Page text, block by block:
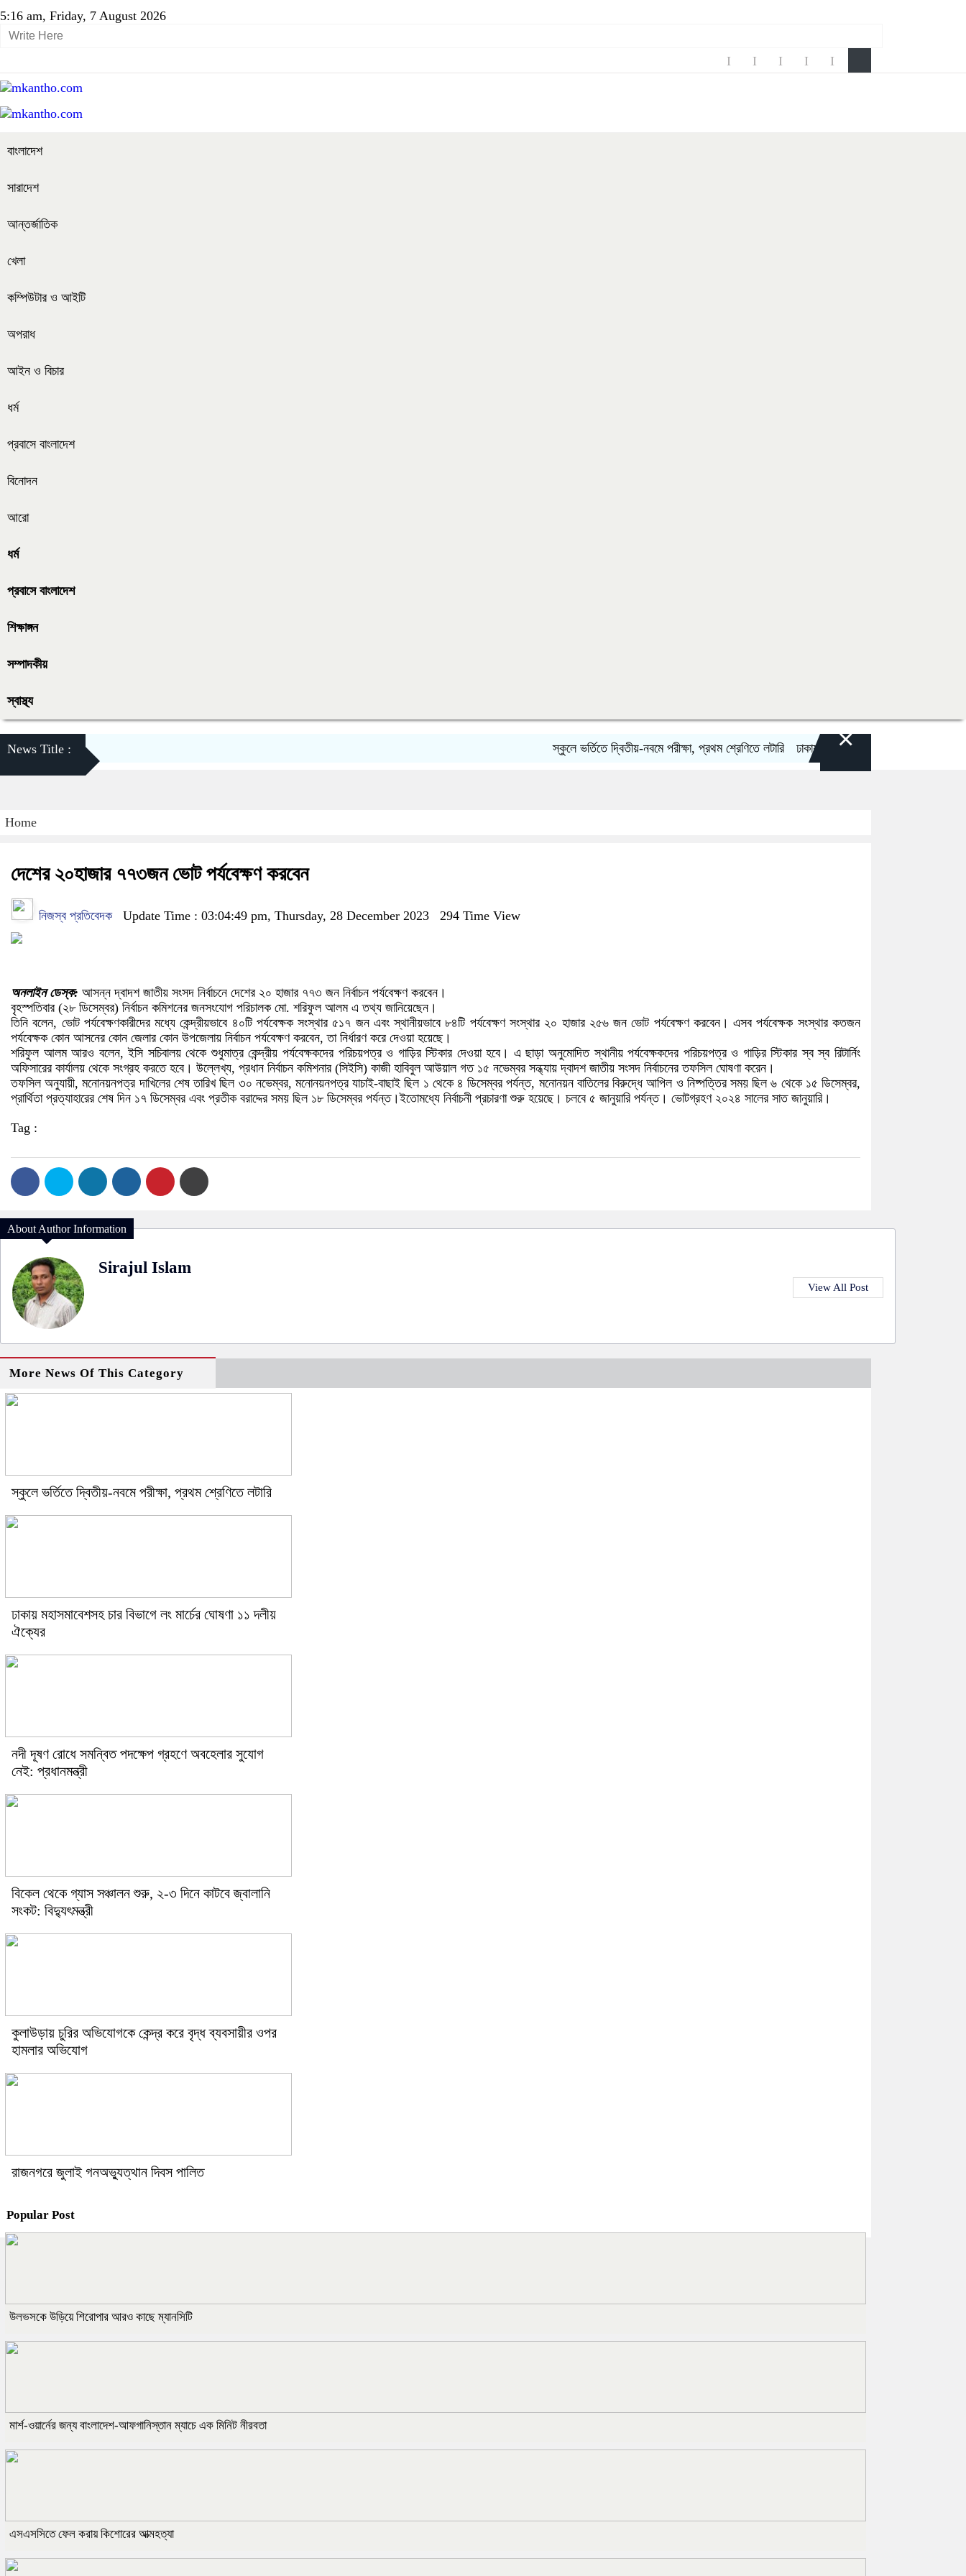
5:16 am, Friday, 7 August 2026
বাংলাদেশ
সারাদেশ
আন্তর্জাতিক
খেলা
কম্পিউটার ও আইটি
অপরাধ
আইন ও বিচার
ধর্ম
প্রবাসে বাংলাদেশ
বিনোদন
আরো
ধর্ম
প্রবাসে বাংলাদেশ
শিক্ষাঙ্গন
সম্পাদকীয়
স্বাস্থ্য
News Title : স্কুলে ভর্তিতে দ্বিতীয়-নবমে পরীক্ষা, প্রথম শ্রেণিতে লটারি ঢাকায় মহাসমাবেশসহ চার বিভাগে লং মার্চের
×
Home
দেশের ২০হাজার ৭৭৩জন ভোট পর্যবেক্ষণ করবেন
নিজস্ব প্রতিবেদক Update Time : 03:04:49 pm, Thursday, 28 December 2023 294 Time View
অনলাইন ডেস্ক: আসন্ন দ্বাদশ জাতীয় সংসদ নির্বাচনে দেশের ২০ হাজার ৭৭৩ জন নির্বাচন পর্যবেক্ষণ করবেন।
বৃহস্পতিবার (২৮ ডিসেম্বর) নির্বাচন কমিশনের জনসংযোগ পরিচালক মো. শরিফুল আলম এ তথ্য জানিয়েছেন।
তিনি বলেন, ভোট পর্যবেক্ষণকারীদের মধ্যে কেন্দ্রীয়ভাবে ৪০টি পর্যবেক্ষক সংস্থার ৫১৭ জন এবং স্থানীয়ভাবে ৮৪টি পর্যবেক্ষণ সংস্থার ২০ হাজার ২৫৬ জন ভোট পর্যবেক্ষণ করবেন। এসব পর্যবেক্ষক সংস্থার কতজন
পর্যবেক্ষক কোন আসনের কোন জেলার কোন উপজেলায় নির্বাচন পর্যবেক্ষণ করবেন, তা নির্ধারণ করে দেওয়া হয়েছে।
শরিফুল আলম আরও বলেন, ইসি সচিবালয় থেকে শুধুমাত্র কেন্দ্রীয় পর্যবেক্ষকদের পরিচয়পত্র ও গাড়ির স্টিকার দেওয়া হবে। এ ছাড়া অনুমোদিত স্থানীয় পর্যবেক্ষকদের পরিচয়পত্র ও গাড়ির স্টিকার স্ব স্ব রিটার্নিং
অফিসারের কার্যালয় থেকে সংগ্রহ করতে হবে। উল্লেখ্য, প্রধান নির্বাচন কমিশনার (সিইসি) কাজী হাবিবুল আউয়াল গত ১৫ নভেম্বর সন্ধ্যায় দ্বাদশ জাতীয় সংসদ নির্বাচনের তফসিল ঘোষণা করেন।
তফসিল অনুযায়ী, মনোনয়নপত্র দাখিলের শেষ তারিখ ছিল ৩০ নভেম্বর, মনোনয়নপত্র যাচাই-বাছাই ছিল ১ থেকে ৪ ডিসেম্বর পর্যন্ত, মনোনয়ন বাতিলের বিরুদ্ধে আপিল ও নিষ্পত্তির সময় ছিল ৬ থেকে ১৫ ডিসেম্বর,
প্রার্থিতা প্রত্যাহারের শেষ দিন ১৭ ডিসেম্বর এবং প্রতীক বরাদ্দের সময় ছিল ১৮ ডিসেম্বর পর্যন্ত।ইতোমধ্যে নির্বাচনী প্রচারণা শুরু হয়েছে। চলবে ৫ জানুয়ারি পর্যন্ত। ভোটগ্রহণ ২০২৪ সালের সাত জানুয়ারি।
Tag :
About Author Information
Sirajul Islam
View All Post
More News Of This Category
স্কুলে ভর্তিতে দ্বিতীয়-নবমে পরীক্ষা, প্রথম শ্রেণিতে লটারি
ঢাকায় মহাসমাবেশসহ চার বিভাগে লং মার্চের ঘোষণা ১১ দলীয়
ঐক্যের
নদী দূষণ রোধে সমন্বিত পদক্ষেপ গ্রহণে অবহেলার সুযোগ
নেই: প্রধানমন্ত্রী
বিকেল থেকে গ্যাস সঞ্চালন শুরু, ২-৩ দিনে কাটবে জ্বালানি
সংকট: বিদ্যুৎমন্ত্রী
কুলাউড়ায় চুরির অভিযোগকে কেন্দ্র করে বৃদ্ধ ব্যবসায়ীর ওপর
হামলার অভিযোগ
রাজনগরে জুলাই গনঅভ্যুত্থান দিবস পালিত
Popular Post
উলভসকে উড়িয়ে শিরোপার আরও কাছে ম্যানসিটি
মার্শ-ওয়ার্নের জন্য বাংলাদেশ-আফগানিস্তান ম্যাচে এক মিনিট নীরবতা
এসএসসিতে ফেল করায় কিশোরের আত্মহত্যা